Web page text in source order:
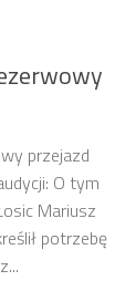
przejazd
O tym
Mariusz
potrzebę